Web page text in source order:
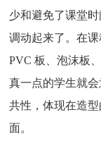
少和避免了课堂
调动起来了。在
PVC 板、泡沫板
真一点的学生就
共性，体现在造
面。